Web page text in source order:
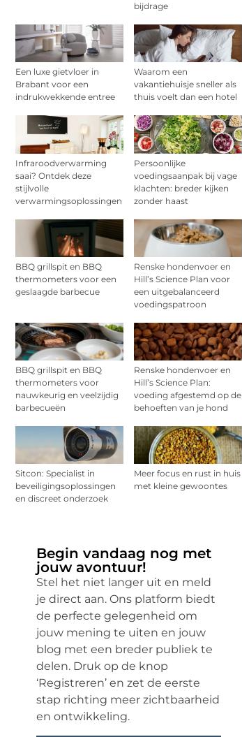
bijdrage
Een luxe gietvloer in
Brabant voor een
indrukwekkende entree
Waarom een
vakantiehuisje sneller als
thuis voelt dan een hotel
Infraroodverwarming
saai? Ontdek deze
stijlvolle
verwarmingsoplossingen
Persoonlijke
voedingsaanpak bij vage
klachten: breder kijken
zonder haast
BBQ grillspit en BBQ
thermometers voor een
geslaagde barbecue
Renske hondenvoer en
Hill’s Science Plan voor
een uitgebalanceerd
voedingspatroon
BBQ grillspit en BBQ
thermometers voor
nauwkeurig en veelzijdig
barbecueën
Renske hondenvoer en
Hill’s Science Plan:
voeding afgestemd op de
behoeften van je hond
Sitcon: Specialist in
beveiligingsoplossingen
en discreet onderzoek
Meer focus en rust in huis
met kleine gewoontes
Begin vandaag nog met
jouw avontuur!
Stel het niet langer uit en meld
je direct aan. Ons platform biedt
de perfecte gelegenheid om
jouw mening te uiten en jouw
blog met een breder publiek te
delen. Druk op de knop
‘Registreren’ en zet de eerste
stap richting meer zichtbaarheid
en ontwikkeling.